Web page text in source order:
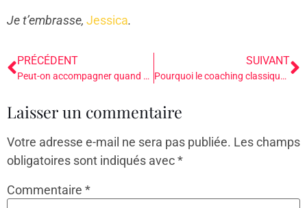
Je t’embrasse, Jessica.
PRÉCÉDENT
Peut-on accompagner quand on traverse encore des traumas ?
SUIVANT
Pourquoi le coaching classique, la thérapie traditionnelle et l’accompagnement général ne suffisent plus (et ce que le somatique apporte de plus)
Laisser un commentaire
Votre adresse e-mail ne sera pas publiée. Les champs
obligatoires sont indiqués avec*
Commentaire *